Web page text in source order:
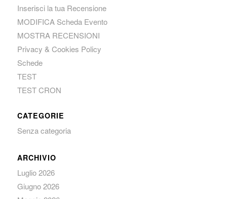
Inserisci la tua Recensione
MODIFICA Scheda Evento
MOSTRA RECENSIONI
Privacy & Cookies Policy
Schede
TEST
TEST CRON
CATEGORIE
Senza categoria
ARCHIVIO
Luglio 2026
Giugno 2026